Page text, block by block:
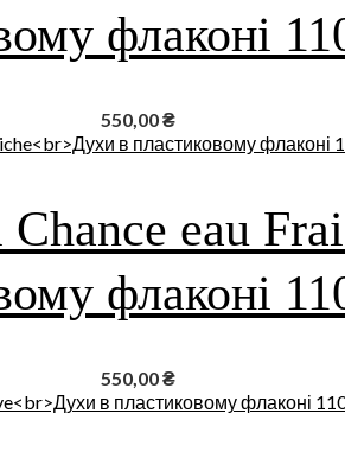
флаконі
550,00₴
Chance eau
флаконі
550,00₴